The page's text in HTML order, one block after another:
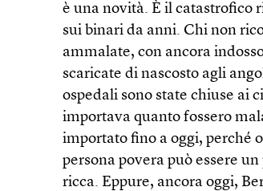
è una novità. È il catastrofico
sui binari da anni. Chi non
ammalate, con ancora
scaricate di nascosto agli
ospedali sono state chiuse ai
importava quanto fossero
importato fino a oggi, perché
persona povera può essere
ricca. Eppure, ancora oggi,